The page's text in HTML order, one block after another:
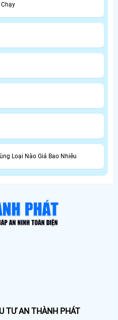
Loại Nào Giá Bao Nhiêu
TƯ AN THÀNH PHÁT